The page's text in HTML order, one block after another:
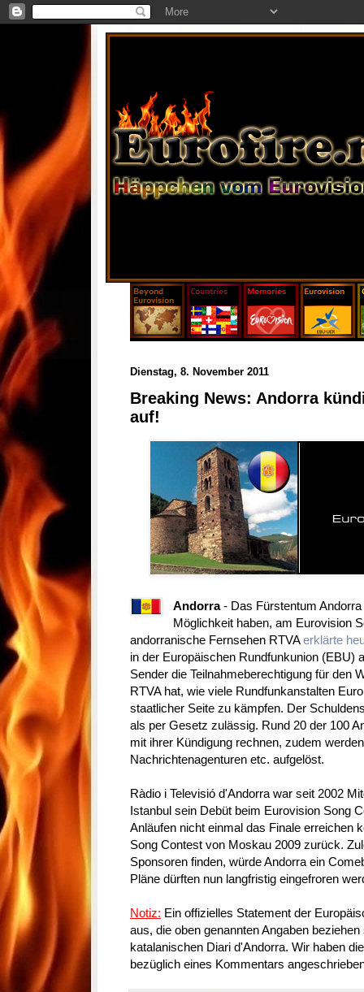
Dienstag, 8. November 2011
Breaking News: Andorra
auf!
Andorra- Das Fürstentum
Möglichkeit haben, am Eurovision
andorranische Fernsehen RTVAerklärte
in der Europäischen Rundfunkunion (EBU)
Sender die Teilnahmeberechtigung für den
RTVA hat, wie viele Rundfunkanstalten
staatlicher Seite zu kämpfen. Der
als per Gesetz zulässig. Rund 20 der 100
mit ihrer Kündigung rechnen, zudem
Nachrichtenagenturen etc. aufgelöst.
Ràdio i Televisió d'Andorra war seit 2002
Istanbul sein Debüt beim Eurovision Song
Anläufen nicht einmal das Finale erreichen
Song Contest von Moskau 2009 zurück.
Sponsoren finden, würde Andorra ein
Pläne dürften nun langfristig eingefroren
Notiz: Ein offizielles Statement der
aus, die oben genannten Angaben
katalanischen Diari d'Andorra. Wir haben
bezüglich eines Kommentars